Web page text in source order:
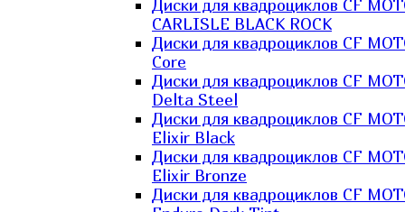
Диски для квадроциклов CF
CARLISLE BLACK ROCK
Диски для квадроциклов CF
Core
Диски для квадроциклов CF
Delta Steel
Диски для квадроциклов CF
Elixir Black
Диски для квадроциклов CF
Elixir Bronze
Диски для квадроциклов CF